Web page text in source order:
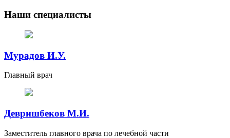
Наши специалисты
Мурадов И.У.
Главный врач
Девришбеков М.И.
Заместитель главного врача по лечебной части